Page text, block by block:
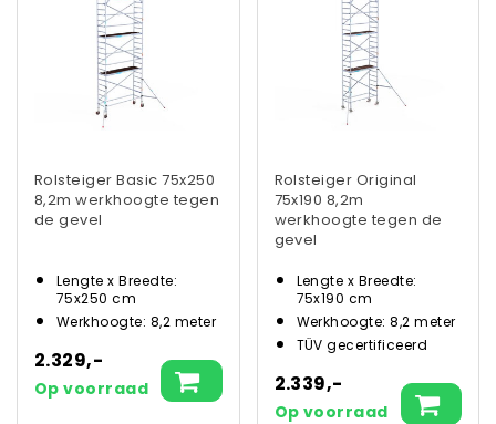
Rolsteiger Basic 75x250
8,2m werkhoogte tegen
de gevel
Lengte x Breedte:
75x250 cm
Werkhoogte: 8,2 meter
2.329,-
Op voorraad
Rolsteiger Original
75x190 8,2m
werkhoogte tegen de
gevel
Lengte x Breedte:
75x190 cm
Werkhoogte: 8,2 meter
TÜV gecertificeerd
2.339,-
Op voorraad